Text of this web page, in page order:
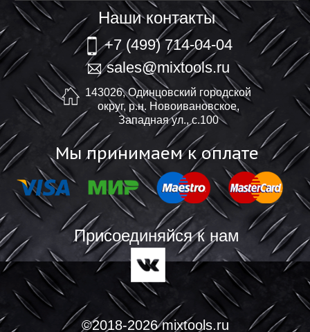
Наши контакты
+7 (499) 714-04-04
sales@mixtools.ru
143026, Одинцовский городской
округ, р.н. Новоивановское,
Западная ул., с.100
Мы принимаем к оплате
Присоединяйся к нам
©2018-2026 mixtools.ru